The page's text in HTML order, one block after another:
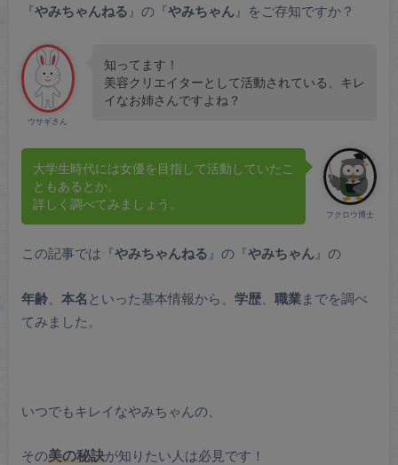
『やみちゃんねる 』の『やみちゃん』をご存知ですか？
ウサギさん
知ってます！
美容クリエイターとして活動されている、キレ
イなお姉さんですよね？
フクロウ博士
大学生時代には女優を目指して活動していたこ
ともあるとか。
詳しく調べてみましょう。
この記事では『やみちゃんねる 』の『やみちゃん』の
年齢、 本名 といった基本情報から、 学歴、 職業までを調べ
てみました。
いつでもキレイなやみちゃんの、
その美の秘訣が知りたい人は必見です！